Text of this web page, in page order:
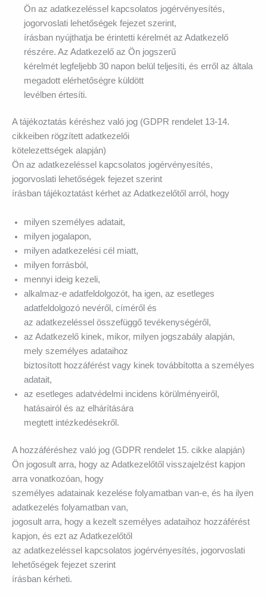
Ön az adatkezeléssel kapcsolatos jogérvényesítés,
jogorvoslati lehetőségek fejezet szerint,
írásban nyújthatja be érintetti kérelmét az Adatkezelő
részére. Az Adatkezelő az Ön jogszerű
kérelmét legfeljebb 30 napon belül teljesíti, és erről az általa
megadott elérhetőségre küldött
levélben értesíti.
A tájékoztatás kéréshez való jog (GDPR rendelet 13-14.
cikkeiben rögzített adatkezelői
kötelezettségek alapján)
Ön az adatkezeléssel kapcsolatos jogérvényesítés,
jogorvoslati lehetőségek fejezet szerint
írásban tájékoztatást kérhet az Adatkezelőtől arról, hogy
milyen személyes adatait,
milyen jogalapon,
milyen adatkezelési cél miatt,
milyen forrásból,
mennyi ideig kezeli,
alkalmaz-e adatfeldolgozót, ha igen, az esetleges
adatfeldolgozó nevéről, címéről és
az adatkezeléssel összefüggő tevékenységéről,
az Adatkezelő kinek, mikor, milyen jogszabály alapján,
mely személyes adataihoz
biztosított hozzáférést vagy kinek továbbította a személyes
adatait,
az esetleges adatvédelmi incidens körülményeiről,
hatásairól és az elhárítására
megtett intézkedésekről.
A hozzáféréshez való jog (GDPR rendelet 15. cikke alapján)
Ön jogosult arra, hogy az Adatkezelőtől visszajelzést kapjon
arra vonatkozóan, hogy
személyes adatainak kezelése folyamatban van-e, és ha ilyen
adatkezelés folyamatban van,
jogosult arra, hogy a kezelt személyes adataihoz hozzáférést
kapjon, és ezt az Adatkezelőtől
az adatkezeléssel kapcsolatos jogérvényesítés, jogorvoslati
lehetőségek fejezet szerint
írásban kérheti.